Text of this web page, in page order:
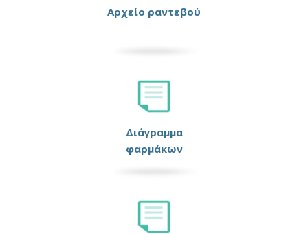
Αρχείο ραντεβού
Διάγραμμα
φαρμάκων